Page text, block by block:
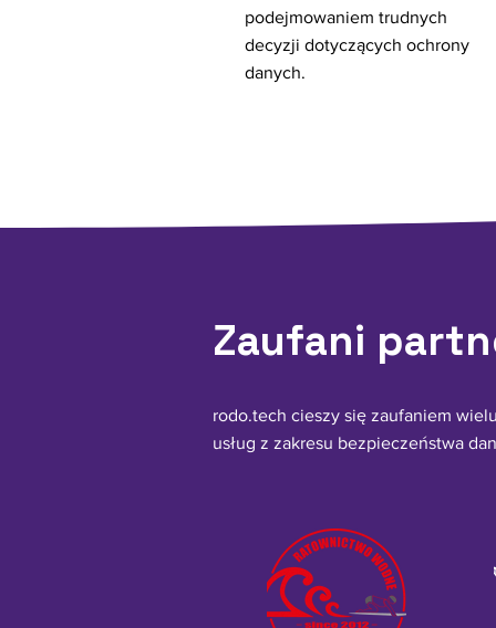
podejmowaniem trudnych
decyzji dotyczących ochrony
danych.
Zaufani
rodo.tech cieszy się zaufaniem
usług z zakresu bezpieczeństwa